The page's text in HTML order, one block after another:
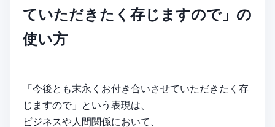
ていただきたく存じますので」の
使い方
「今後とも末永くお付き合いさせていただきたく存
じますので」という表現は、
ビジネスや人間関係において、